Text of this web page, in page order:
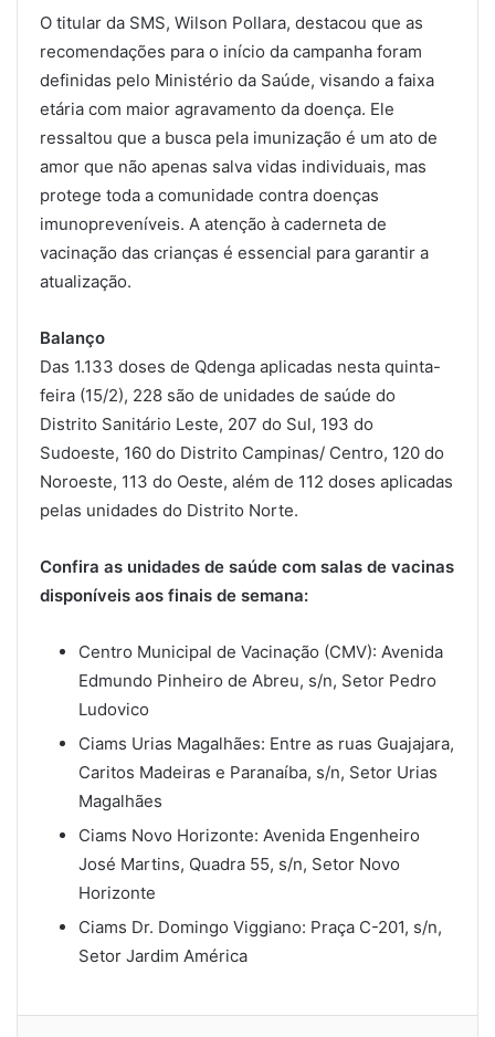
O titular da SMS, Wilson Pollara, destacou que as
recomendações para o início da campanha foram
definidas pelo Ministério da Saúde, visando a faixa
etária com maior agravamento da doença. Ele
ressaltou que a busca pela imunização é um ato de
amor que não apenas salva vidas individuais, mas
protege toda a comunidade contra doenças
imunopreveníveis. A atenção à caderneta de
vacinação das crianças é essencial para garantir a
atualização.
Balanço
Das 1.133 doses de Qdenga aplicadas nesta quinta-
feira (15/2), 228 são de unidades de saúde do
Distrito Sanitário Leste, 207 do Sul, 193 do
Sudoeste, 160 do Distrito Campinas/ Centro, 120 do
Noroeste, 113 do Oeste, além de 112 doses aplicadas
pelas unidades do Distrito Norte.
Confira as unidades de saúde com salas de vacinas
disponíveis aos finais de semana:
Centro Municipal de Vacinação (CMV): Avenida
Edmundo Pinheiro de Abreu, s/n, Setor Pedro
Ludovico
Ciams Urias Magalhães: Entre as ruas Guajajara,
Caritos Madeiras e Paranaíba, s/n, Setor Urias
Magalhães
Ciams Novo Horizonte: Avenida Engenheiro
José Martins, Quadra 55, s/n, Setor Novo
Horizonte
Ciams Dr. Domingo Viggiano: Praça C-201, s/n,
Setor Jardim América